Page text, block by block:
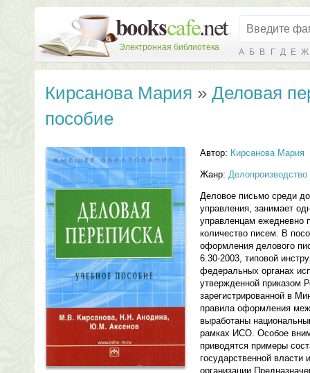
Электронная библиотека А Б В Г Д Е Ж
Кирсанова Мария » Деловая
пособие
Автор: Кирсанова Мария
Жанр: Делопроизводство
Деловое письмо среди
управления, занимает
управленцам ежедневно
количество писем. В
оформления делового
6.30-2003, типовой
федеральных органах
утвержденной приказом
зарегистрированной в
правила оформления
выработаны
рамках ИСО. Особое
приводятся примеры
государственной власти